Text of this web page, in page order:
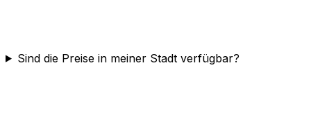
Sind die Preise in meiner Stadt verfügbar?